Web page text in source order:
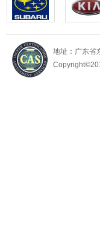
地址：广东